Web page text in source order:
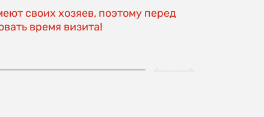
своих хозяев, поэтому перед
время визита!